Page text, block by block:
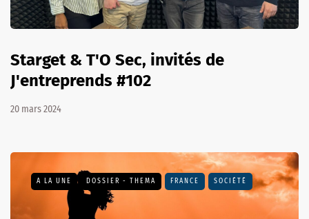
Starget & T'O Sec, invités de
J'entreprends #102
20 mars 2024
A LA UNE DOSSIER - THEMA FRANCE SOCIÉTÉ